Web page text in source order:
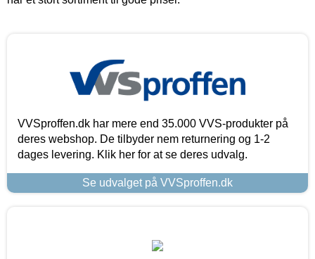
VVSproffen.dk har mere end 35.000 VVS-produkter på
deres webshop. De tilbyder nem returnering og 1-2
dages levering. Klik her for at se deres udvalg.
Se udvalget på VVSproffen.dk